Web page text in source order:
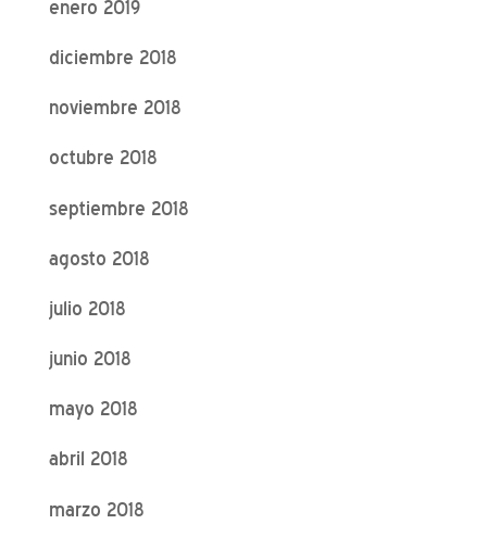
enero 2019
diciembre 2018
noviembre 2018
octubre 2018
septiembre 2018
agosto 2018
julio 2018
junio 2018
mayo 2018
abril 2018
marzo 2018